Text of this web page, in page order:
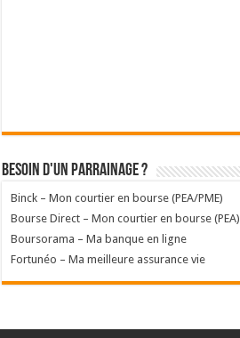
Besoin d'un parrainage ?
Binck – Mon courtier en bourse (PEA/PME)
Bourse Direct – Mon courtier en bourse (PEA)
Boursorama – Ma banque en ligne
Fortunéo – Ma meilleure assurance vie